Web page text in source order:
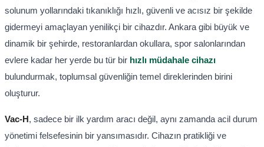
solunum yollarındaki tıkanıklığı hızlı, güvenli ve acısız bir şekilde
gidermeyi amaçlayan yenilikçi bir cihazdır. Ankara gibi büyük ve
dinamik bir şehirde, restoranlardan okullara, spor salonlarından
evlere kadar her yerde bu tür bir hızlı müdahale cihazı
bulundurmak, toplumsal güvenliğin temel direklerinden birini
oluşturur.
Vac-H , sadece bir ilk yardım aracı değil, aynı zamanda acil durum
yönetimi felsefesinin bir yansımasıdır. Cihazın pratikliği ve